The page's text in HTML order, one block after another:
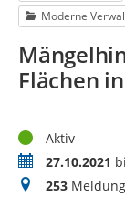
Moderne
Flächen
StatusAktiv
Zeitraum27.10.2021
Meldungen
253